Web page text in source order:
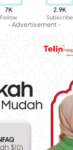
7K
Follow
2.9K
Subscribe
- Advertisement -